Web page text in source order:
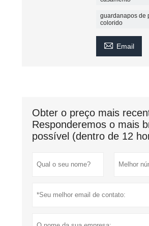
guardanapos de
colorido
 Email
Obter o preço mais
Responderemos o mais
possível (dentro de 12